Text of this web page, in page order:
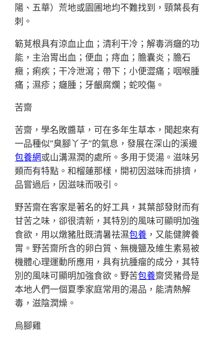
陽、五華）荒地或園圃地均不難找到，頸葉長有
刺。
簕莧根具有涼血止血；清利干冷；解毒消癰的功
能，主治胃出血；便血；痔血；膽囊炎；膽石
癥；痢疾；干冷泄瀉；帶下；小便澀痛；咽喉腫
痛；濕疹；癰腫；牙齦腐爛；蛇咬傷。
苦齋
苦齋，學名敗醬草，可在多年生草本，聞起來有
一品種似“臭腳丫子”的氣息，發展在深山的溪邊
包養網或山溝濕潤的處所。多用于煲湯。滋味另
類而有特點。和榴蓮那樣，開初因滋味而排擠，
品嘗過后，因滋味而吸引。
野苦齋在客家是著名的好工具，其葉部發財而有
甘苦之味，卻很清新，其特別的風味可顯明加強
食欲，用以燉豬肚既清暑祛濕包養 ，又能健脾養
胃。野苦齋所含的卵白質、無機鹽及維生素易被
機體心理運動所應用，具有抗腫瘤的成分，其特
別的風味可顯明加強食欲。野苦包養齋煲豬骨是
本地人們一個夏季家庭常用的湯品，能清熱解
毒，滋陰潤燥。
烏腳雞